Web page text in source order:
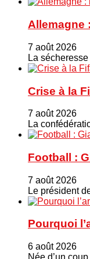
Allemagne
7 août 2026
La
Crise à la
7 août 2026
La
Football :
7 août 2026
Le président
Pourquoi
6 août 2026